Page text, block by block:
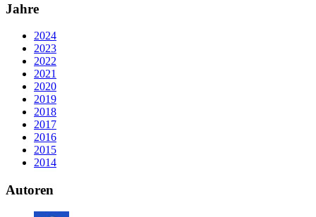
Jahre
2024
2023
2022
2021
2020
2019
2018
2017
2016
2015
2014
Autoren